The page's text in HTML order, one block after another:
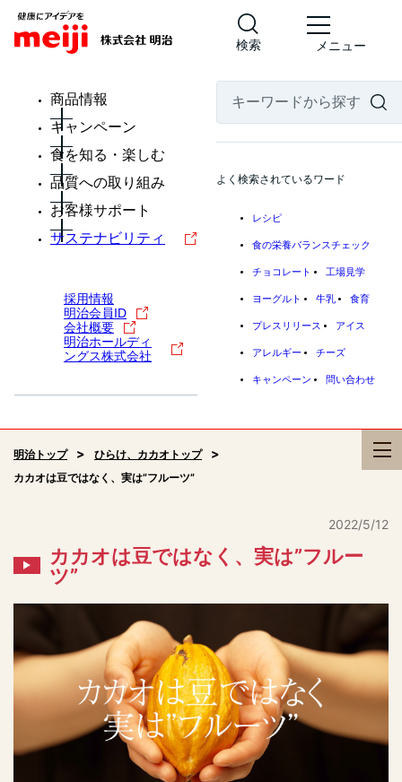
検索 メニュー
商品情報
キャンペーン
食を知る・楽しむ
品質への取り組み
お客様サポート
サステナビリティ
採用情報
明治会員ID
会社概要
明治ホールディ
ングス株式会社
よく検索されているワード
レシピ
食の栄養バランスチェック
チョコレート 工場見学
ヨーグルト 牛乳 食育
プレスリリース アイス
アレルギー チーズ
キャンペーン 問い合わせ
明治トップ
ひらけ、カカオトップ
カカオは豆ではなく、実は”フルーツ”
2022/5/12
カカオは豆ではなく、実は”フルー
ツ”